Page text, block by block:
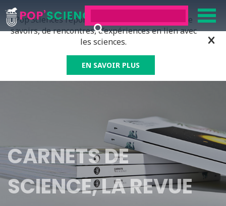
Pop’Sciences répond à tous ceux qui ont soif de
savoirs, de rencontres, d’expériences en lien avec
les sciences.
EN SAVOIR PLUS
CARNETS DE
SCIENCE, LA REVUE